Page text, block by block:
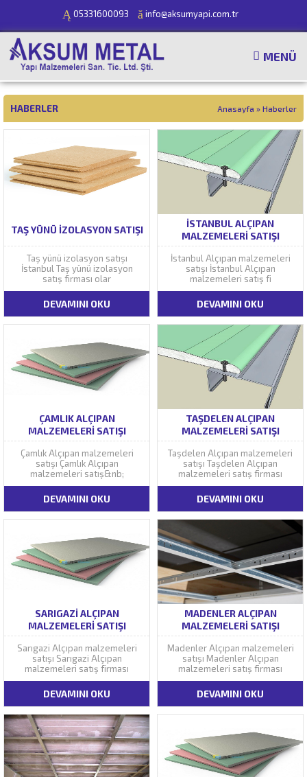
05331600093 info@aksumyapi.com.tr
MENÜ
HABERLER Anasayfa » Haberler
TAŞ YÜNÜ IZOLASYON SATIŞI
Taş yünü izolasyon satışı
İstanbul Taş yünü izolasyon
satış firması olar
DEVAMINI OKU
İSTANBUL ALÇIPAN
MALZEMELERI SATIŞI
İstanbul Alçıpan malzemeleri
satışı İstanbul Alçıpan
malzemeleri satış fi
DEVAMINI OKU
ÇAMLIK ALÇIPAN
MALZEMELERI SATIŞI
Çamlık Alçıpan malzemeleri
satışı Çamlık Alçıpan
malzemeleri satış&nb;
DEVAMINI OKU
TAŞDELEN ALÇIPAN
MALZEMELERI SATIŞI
Taşdelen Alçıpan malzemeleri
satışı Taşdelen Alçıpan
malzemeleri satış firması
DEVAMINI OKU
SARIGAZI ALÇIPAN
MALZEMELERI SATIŞI
Sarıgazi Alçıpan malzemeleri
satışı Sarıgazi Alçıpan
malzemeleri satış firması
DEVAMINI OKU
MADENLER ALÇIPAN
MALZEMELERI SATIŞI
Madenler Alçıpan malzemeleri
satışı Madenler Alçıpan
malzemeleri satış firması
DEVAMINI OKU